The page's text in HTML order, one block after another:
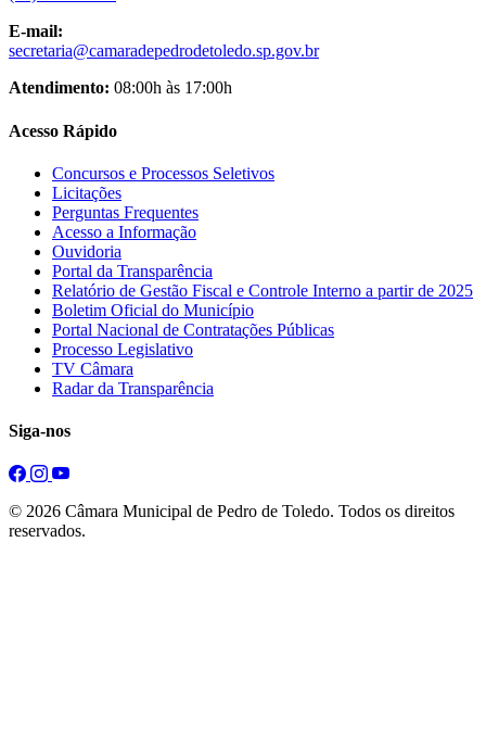
E-mail:
secretaria@camaradepedrodetoledo.sp.gov.br
Atendimento: 08:00h às 17:00h
Acesso Rápido
Concursos e Processos Seletivos
Licitações
Perguntas Frequentes
Acesso a Informação
Ouvidoria
Portal da Transparência
Relatório de Gestão Fiscal e Controle Interno a partir de 2025
Boletim Oficial do Município
Portal Nacional de Contratações Públicas
Processo Legislativo
TV Câmara
Radar da Transparência
Siga-nos
© 2026 Câmara Municipal de Pedro de Toledo. Todos os direitos
reservados.